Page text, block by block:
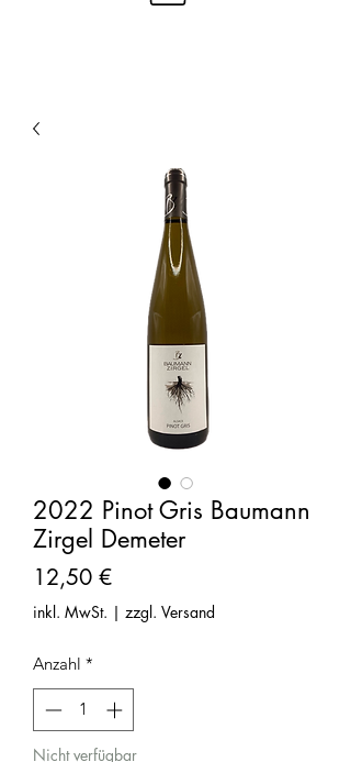
2022 Pinot Gris Baumann
Zirgel Demeter
12,50 €Preis
inkl. MwSt. | zzgl. Versand
Anzahl *
Nicht verfügbar